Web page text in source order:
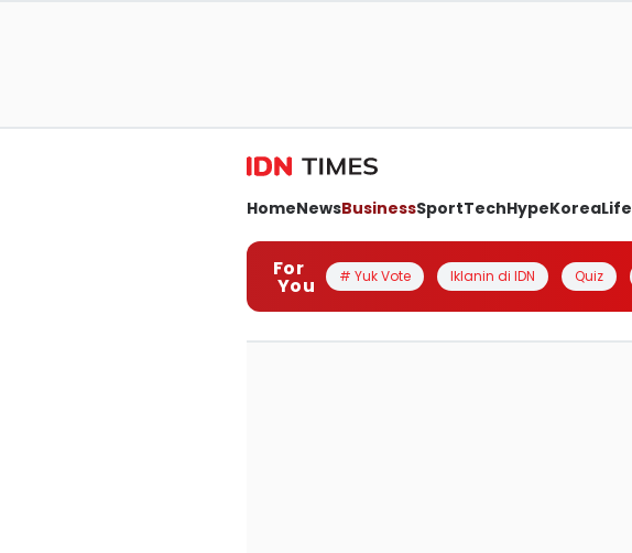
HomeNewsBusinessSportTechHypeKoreaLife
For
You # Yuk Vote Iklanin di IDN Quiz